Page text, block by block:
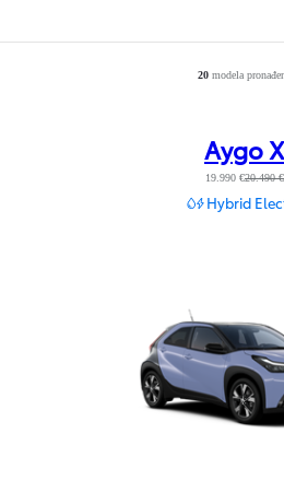
Number
20 modela
Aygo X
19.990 €20.490 €
Hybrid